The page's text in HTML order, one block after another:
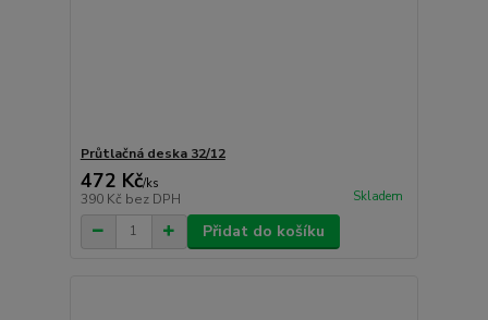
Průtlačná deska 32/12
472 Kč/ks
390 Kč bez DPH Skladem
Přidat do košíku